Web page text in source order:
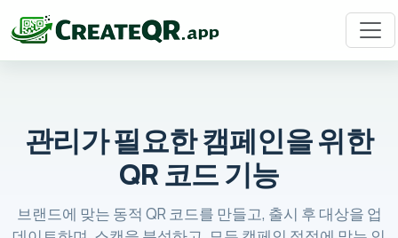
관리가 필요한 캠페인을 위한
QR 코드 기능
브랜드에 맞는 동적 QR 코드를 만들고, 출시 후 대상을 업